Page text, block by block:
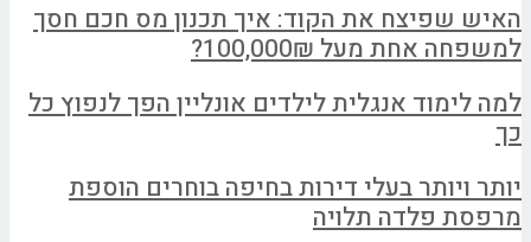
האיש שפיצח את הקוד: איך תכנון מס חכם חסך
למשפחה אחת מעל 100,000₪?
למה לימוד אנגלית לילדים אונליין הפך לנפוץ כל
כך
יותר ויותר בעלי דירות בחיפה בוחרים הוספת
מרפסת פלדה תלויה